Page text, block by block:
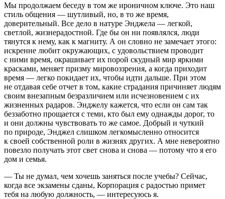
Мы продолжаем беседу в том же ироничном ключе. Это наш
стиль общения — шутливый, но, в то же время,
доверительный. Все дело в натуре Энджела — легкой,
светлой, жизнерадостной. Где бы он ни появлялся, люди
тянутся к нему, как к магниту. А он словно не замечает этого:
искренне любит окружающих, с удовольствием проводит
с ними время, окрашивает их порой скудный мир яркими
красками, меняет призму мировоззрения, а когда приходит
время — легко покидает их, чтобы идти дальше. При этом
не отдавая себе отчет в том, какие страдания причиняет людям
своим внезапным безразличием или исчезновением с их
жизненных радаров. Энджелу кажется, что если он сам так
беззаботно прощается с теми, кто был ему однажды дорог, то
и они должны чувствовать то же самое. Добрый и чуткий
по природе, Энджел слишком легкомысленно относится
к своей собственной роли в жизнях других. А мне невероятно
повезло получать этот свет снова и снова — потому что я его
дом и семья.
— Ты не думал, чем хочешь заняться после учебы? Сейчас,
когда все экзамены сданы, Корпорация с радостью примет
тебя на любую должность, — интересуюсь я.